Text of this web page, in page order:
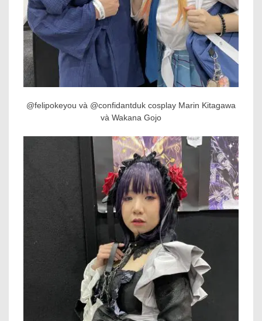
@felipokeyou và @confidantduk cosplay Marin Kitagawa
và Wakana Gojo